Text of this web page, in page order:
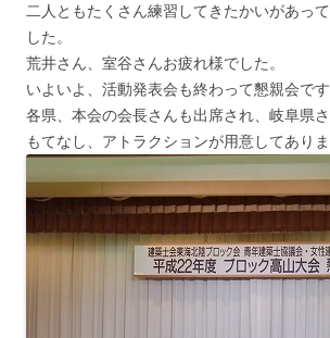
二人ともたくさん練習してきたかいがあっ
した。
荒井さん、室谷さんお疲れ様でした。
いよいよ、活動発表会も終わって懇親会です
各県、本会の会長さんも出席され、岐阜県
もてなし、アトラクションが用意してありま